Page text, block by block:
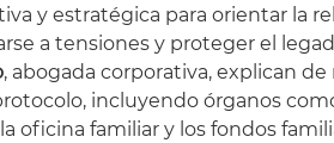
y estratégica para orientar la
a tensiones y proteger el
, abogada corporativa, explican
incluyendo órganos
oficina familiar y los fondos